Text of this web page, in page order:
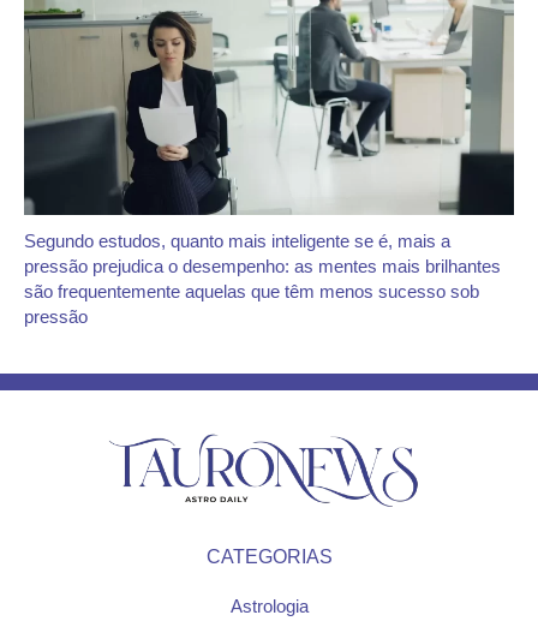
Segundo estudos, quanto mais inteligente se é, mais a
pressão prejudica o desempenho: as mentes mais brilhantes
são frequentemente aquelas que têm menos sucesso sob
pressão
CATEGORIAS
Astrologia